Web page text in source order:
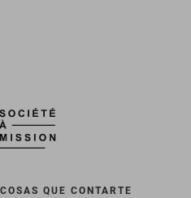
QUE CONTARTE